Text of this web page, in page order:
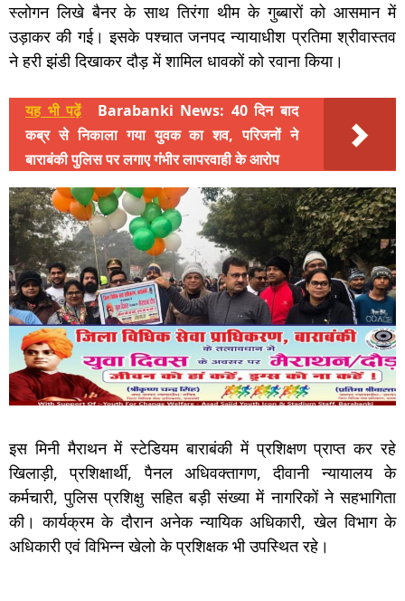
स्लोगन लिखे बैनर के साथ तिरंगा थीम के गुब्बारों को आसमान में
उड़ाकर की गई। इसके पश्चात जनपद न्यायाधीश प्रतिमा श्रीवास्तव
ने हरी झंडी दिखाकर दौड़ में शामिल धावकों को रवाना किया।
यह भी पढ़ें
Barabanki News: 40 दिन बाद
कब्र से निकाला गया युवक का शव, परिजनों ने
बाराबंकी पुलिस पर लगाए गंभीर लापरवाही के आरोप
इस मिनी मैराथन में स्टेडियम बाराबंकी में प्रशिक्षण प्राप्त कर रहे
खिलाड़ी, प्रशिक्षार्थी, पैनल अधिवक्तागण, दीवानी न्यायालय के
कर्मचारी, पुलिस प्रशिक्षु सहित बड़ी संख्या में नागरिकों ने सहभागिता
की। कार्यक्रम के दौरान अनेक न्यायिक अधिकारी, खेल विभाग के
अधिकारी एवं विभिन्न खेलो के प्रशिक्षक भी उपस्थित रहे।